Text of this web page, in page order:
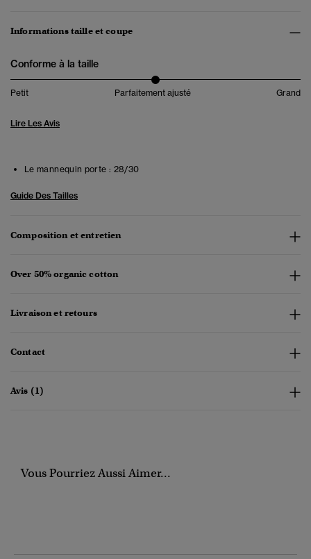
Informations taille et coupe
Conforme à la taille
Petit Parfaitement ajusté Grand
Lire Les Avis
Le mannequin porte : 28/30
Guide Des Tailles
Composition et entretien
Over 50% organic cotton
Livraison et retours
Contact
Avis (1)
Vous Pourriez Aussi Aimer...